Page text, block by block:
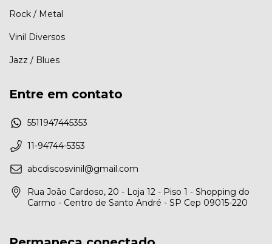
Rock / Metal
Vinil Diversos
Jazz / Blues
Entre em contato
5511947445353
11-94744-5353
abcdiscosvinil@gmail.com
Rua João Cardoso, 20 - Loja 12 - Piso 1 - Shopping do
Carmo - Centro de Santo André - SP Cep 09015-220